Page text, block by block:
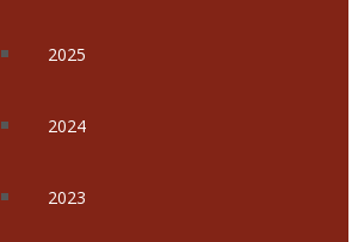
2025
2024
2023